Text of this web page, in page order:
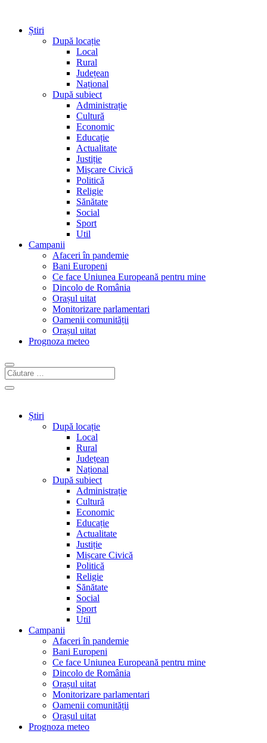
Știri
După locație
Local
Rural
Județean
Național
După subiect
Administrație
Cultură
Economic
Educație
Actualitate
Justiție
Mișcare Civică
Politică
Religie
Sănătate
Social
Sport
Util
Campanii
Afaceri în pandemie
Bani Europeni
Ce face Uniunea Europeană pentru mine
Dincolo de România
Orașul uitat
Monitorizare parlamentari
Oamenii comunității
Orașul uitat
Prognoza meteo
Știri
După locație
Local
Rural
Județean
Național
După subiect
Administrație
Cultură
Economic
Educație
Actualitate
Justiție
Mișcare Civică
Politică
Religie
Sănătate
Social
Sport
Util
Campanii
Afaceri în pandemie
Bani Europeni
Ce face Uniunea Europeană pentru mine
Dincolo de România
Orașul uitat
Monitorizare parlamentari
Oamenii comunității
Orașul uitat
Prognoza meteo